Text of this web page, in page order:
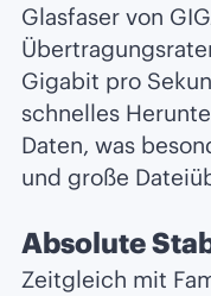
Glasfaser von
Gigabit pro
schnelles
Daten, was
und große
Absolute
Zeitgleich mit